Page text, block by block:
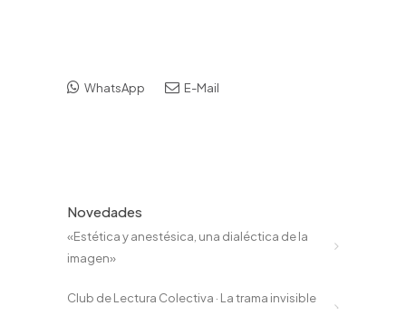
WhatsApp E-Mail
Novedades
«Estética y anestésica, una dialéctica de la
imagen»
Club de Lectura Colectiva · La trama invisible